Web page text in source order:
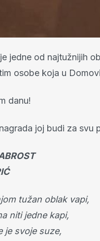
jedne od najtužnijih
osobe koja u
danu!
joj budi za svu
tužan oblak vapi,
niti jedne kapi,
je svoje suze,